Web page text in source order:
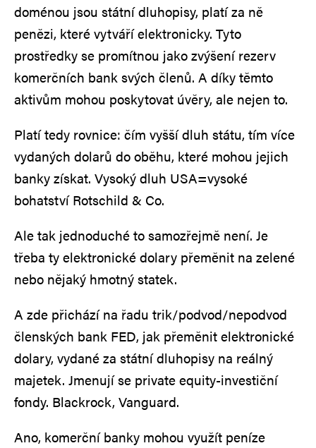
doménou jsou státní dluhopisy, platí za ně
penězi, které vytváří elektronicky. Tyto
prostředky se promítnou jako zvýšení rezerv
komerčních bank svých členů. A díky těmto
aktivům mohou poskytovat úvěry, ale nejen to.
Platí tedy rovnice: čím vyšší dluh státu, tím více
vydaných dolarů do oběhu, které mohou jejich
banky získat. Vysoký dluh USA=vysoké
bohatství Rotschild & Co.
Ale tak jednoduché to samozřejmě není. Je
třeba ty elektronické dolary přeměnit na zelené
nebo nějaký hmotný statek.
A zde přichází na řadu trik/podvod/nepodvod
členských bank FED, jak přeměnit elektronické
dolary, vydané za státní dluhopisy na reálný
majetek. Jmenují se private equity-investiční
fondy. Blackrock, Vanguard.
Ano, komerční banky mohou využít peníze